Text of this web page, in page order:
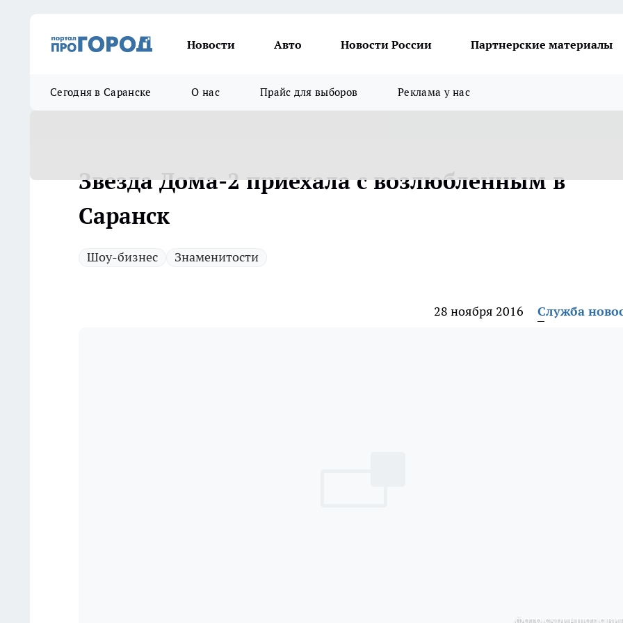
Новости Авто Новости России Партнерские материалы
Сегодня в Саранске О нас Прайс для выборов Реклама у нас
Звезда Дома-2 приехала с возлюбленным в
Саранск
Шоу-бизнес Знаменитости
28 ноября 2016 Служба
фото скриншот с